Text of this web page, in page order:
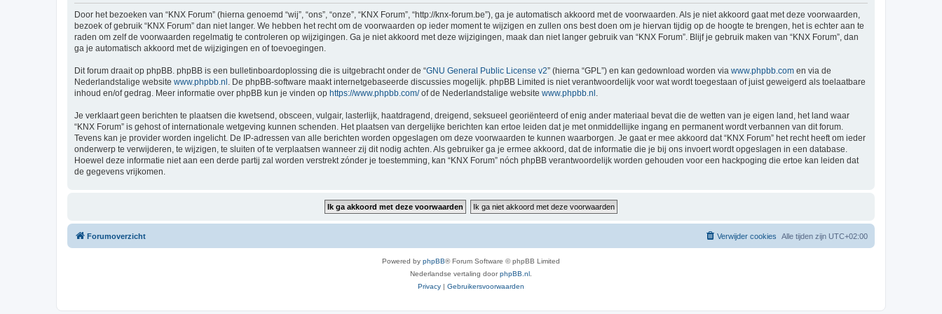
Door het bezoeken van “KNX Forum” (hierna genoemd “wij”, “ons”, “onze”, “KNX Forum”, “http://knx-forum.be”), ga je automatisch akkoord met de voorwaarden. Als je niet akkoord gaat met deze voorwaarden,
bezoek of gebruik “KNX Forum” dan niet langer. We hebben het recht om de voorwaarden op ieder moment te wijzigen en zullen ons best doen om je hiervan tijdig op de hoogte te brengen, het is echter aan te
raden om zelf de voorwaarden regelmatig te controleren op wijzigingen. Ga je niet akkoord met deze wijzigingen, maak dan niet langer gebruik van “KNX Forum”. Blijf je gebruik maken van “KNX Forum”, dan
ga je automatisch akkoord met de wijzigingen en of toevoegingen.
Dit forum draait op phpBB. phpBB is een bulletinboardoplossing die is uitgebracht onder de “GNU General Public License v2” (hierna “GPL”) en kan gedownload worden via www.phpbb.com en via de
Nederlandstalige website www.phpbb.nl . De phpBB-software maakt internetgebaseerde discussies mogelijk. phpBB Limited is niet verantwoordelijk voor wat wordt toegestaan of juist geweigerd als toelaatbare
inhoud en/of gedrag. Meer informatie over phpBB kun je vinden op https://www.phpbb.com/of de Nederlandstalige website www.phpbb.nl
Je verklaart geen berichten te plaatsen die kwetsend, obsceen, vulgair, lasterlijk, haatdragend, dreigend, seksueel georiënteerd of enig ander materiaal bevat die de wetten van je eigen land, het land waar
“KNX Forum” is gehost of internationale wetgeving kunnen schenden. Het plaatsen van dergelijke berichten kan ertoe leiden dat je met onmiddellijke ingang en permanent wordt verbannen van dit forum.
Tevens kan je provider worden ingelicht. De IP-adressen van alle berichten worden opgeslagen om deze voorwaarden te kunnen waarborgen. Je gaat er mee akkoord dat “KNX Forum” het recht heeft om ieder
onderwerp te verwijderen, te wijzigen, te sluiten of te verplaatsen wanneer zij dit nodig achten. Als gebruiker ga je ermee akkoord, dat de informatie die je bij ons invoert wordt opgeslagen in een database.
Hoewel deze informatie niet aan een derde partij zal worden verstrekt zónder je toestemming, kan “KNX Forum” nóch phpBB verantwoordelijk worden gehouden voor een hackpoging die ertoe kan leiden dat
de gegevens vrijkomen.
Forumoverzicht Alle tijden zijn UTC+02:00
Verwijder cookies
Powered by phpBB® Forum Software © phpBB Limited
Nederlandse vertaling doorphpBB.nl
Privacy | Gebruikersvoorwaarden